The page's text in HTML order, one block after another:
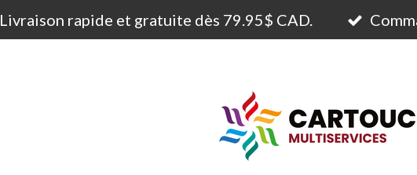
Livraison rapide et gratuite dès 79.95$ CAD.